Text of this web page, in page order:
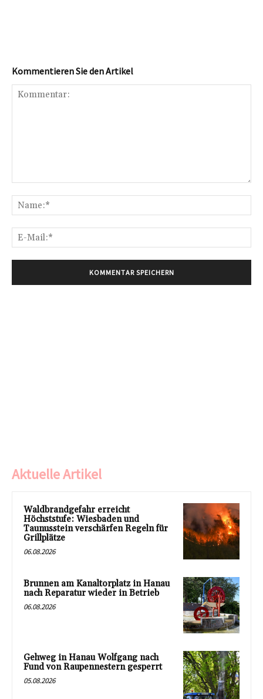
Kommentieren Sie den Artikel
Aktuelle Artikel
Waldbrandgefahr erreicht
Höchststufe: Wiesbaden und
Taunusstein verschärfen Regeln für
Grillplätze
06.08.2026
Brunnen am Kanaltorplatz in Hanau
nach Reparatur wieder in Betrieb
06.08.2026
Gehweg in Hanau Wolfgang nach
Fund von Raupennestern gesperrt
05.08.2026